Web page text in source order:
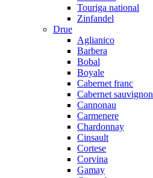
Touriga national
Zinfandel
Drue
Aglianico
Barbera
Bobal
Boyale
Cabernet franc
Cabernet sauvignon
Cannonau
Carmenere
Chardonnay
Cinsault
Cortese
Corvina
Gamay